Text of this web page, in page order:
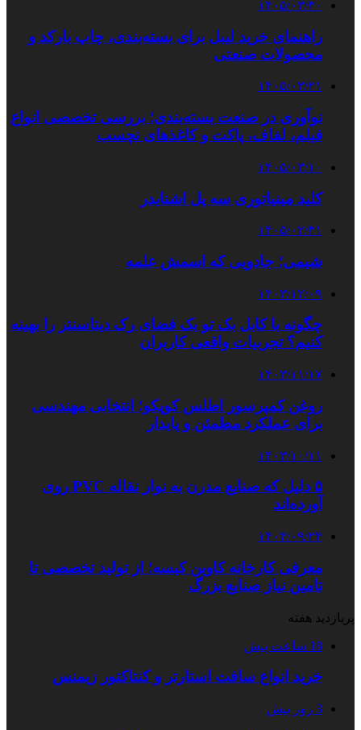
۱۴۰۵/۰۳/۳۰
راهنمای خرید لیبل برای بسته‌بندی، چاپ بارکد و
محصولات صنعتی
۱۴۰۵/۰۳/۲۱
نوآوری در صنعت بسته‌بندی؛ بررسی تخصصی انواع
فیلم، لفاف، پاکت و کاغذهای نچسب
۱۴۰۵/۰۳/۱۰
کلید مینیاتوری سه پل اشنایدر
۱۴۰۵/۰۲/۳۱
شیمی؛ جادویی که اسمش علمه
۱۴۰۳/۱۲/۰۹
چگونه با کابل بک تو بک فضای رک دیتاسنتر را بهینه
کنیم؟ تجربیات واقعی کاربران
۱۴۰۳/۱۱/۱۷
روغن کمپرسور اطلس کوپکو؛ انتخابی مهندسی
برای عملکرد مطمئن و پایدار
۱۴۰۳/۱۰/۱۱
۵ دلیل که صنایع مدرن به نوار نقاله PVC روی
آورده‌اند
۱۴۰۴/۰۹/۲۴
معرفی کارخانه کاوین کیسه؛ از تولید تخصصی تا
تامین نیاز صنایع بزرگ
پربازدید هفته
18 ساعت پیش
خرید انواع سافت استارتر و کنتاکتور زیمنس
3 روز پیش